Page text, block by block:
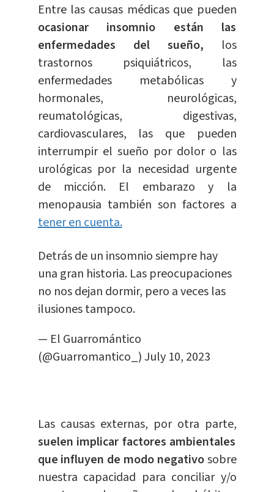
Entre las causas médicas que pueden
ocasionar insomnio están las
enfermedades del sueño, los
trastornos psiquiátricos, las
enfermedades metabólicas y
hormonales, neurológicas,
reumatológicas, digestivas,
cardiovasculares, las que pueden
interrumpir el sueño por dolor o las
urológicas por la necesidad urgente
de micción. El embarazo y la
menopausia también son factores a
tener en cuenta.
Detrás de un insomnio siempre hay
una gran historia. Las preocupaciones
no nos dejan dormir, pero a veces las
ilusiones tampoco.
— El Guarromántico
(@Guarromantico_)July 10, 2023
Las causas externas, por otra parte,
suelen implicar factores ambientales
que influyen de modo negativosobre
nuestra capacidad para conciliar y/o